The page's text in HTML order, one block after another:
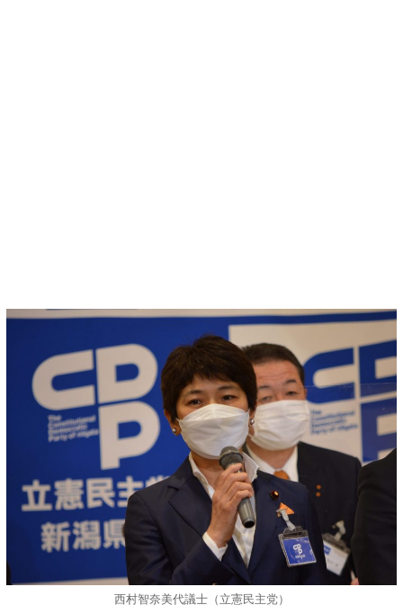
西村智奈美代議士（立憲民主党）